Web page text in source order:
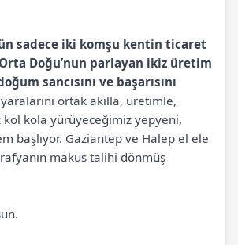
sadece iki komşu kentin ticaret
Doğu’nun parlayan ikiz üretim
sancısını ve başarısını
yaralarını ortak akılla, üretimle,
kola yürüyeceğimiz yepyeni,
başlıyor. Gaziantep ve Halep el ele
makus talihi dönmüş